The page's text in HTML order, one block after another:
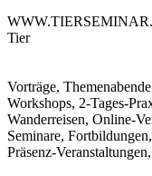
Tier
Vorträge,
Workshops, 2-Tages-
Wanderreisen, Online-
Seminare,
Präsenz-